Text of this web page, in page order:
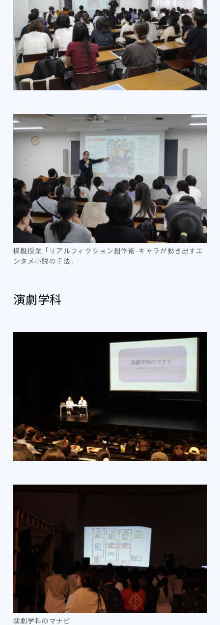
模擬授業「リアルフィクション創作術-キャラが動き出すエ
ンタメ小説の手法」
‍演劇学科
演劇学科のマナビ